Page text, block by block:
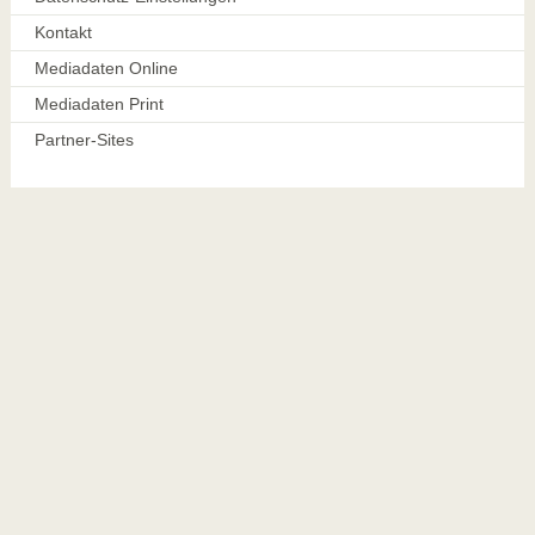
Kontakt
Mediadaten Online
Mediadaten Print
Partner-Sites